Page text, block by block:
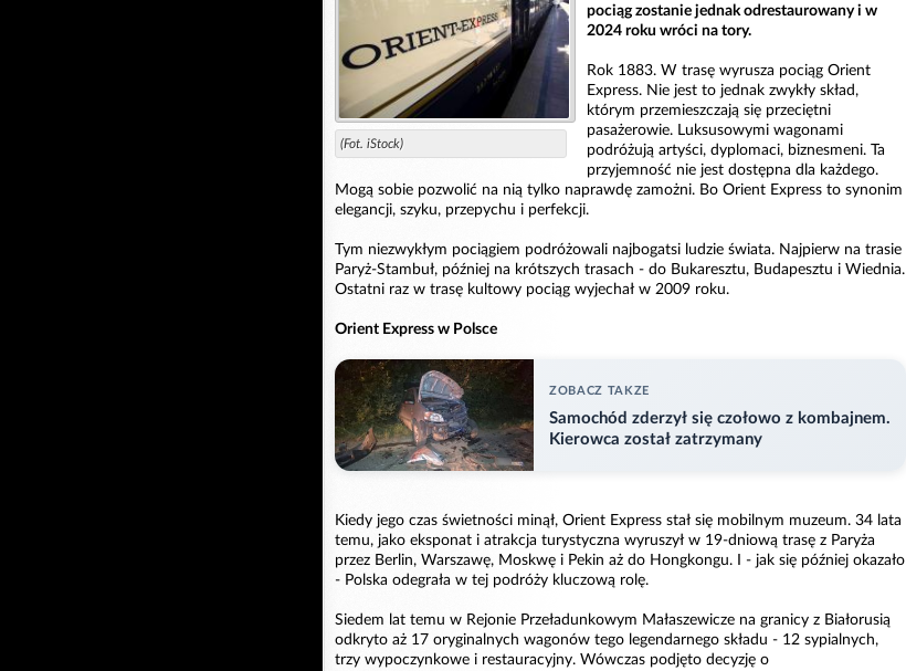
(Fot. iStock)
pociąg zostanie jednak odrestaurowany i w
2024 roku wróci na tory.
Rok 1883. W trasę wyrusza pociąg Orient
Express. Nie jest to jednak zwykły skład,
którym przemieszczają się przeciętni
pasażerowie. Luksusowymi wagonami
podróżują artyści, dyplomaci, biznesmeni. Ta
przyjemność nie jest dostępna dla każdego.
Mogą sobie pozwolić na nią tylko naprawdę zamożni. Bo Orient Express to synonim
elegancji, szyku, przepychu i perfekcji.
Tym niezwykłym pociągiem podróżowali najbogatsi ludzie świata. Najpierw na trasie
Paryż-Stambuł, później na krótszych trasach - do Bukaresztu, Budapesztu i Wiednia.
Ostatni raz w trasę kultowy pociąg wyjechał w 2009 roku.
Orient Express w Polsce
ZOBACZ TAKZE
Samochód zderzył się czołowo z kombajnem.
Kierowca został zatrzymany
Kiedy jego czas świetności minął, Orient Express stał się mobilnym muzeum. 34 lata
temu, jako eksponat i atrakcja turystyczna wyruszył w 19-dniową trasę z Paryża
przez Berlin, Warszawę, Moskwę i Pekin aż do Hongkongu. I - jak się później okazało
- Polska odegrała w tej podróży kluczową rolę.
Siedem lat temu w Rejonie Przeładunkowym Małaszewicze na granicy z Białorusią
odkryto aż 17 oryginalnych wagonów tego legendarnego składu - 12 sypialnych,
trzy wypoczynkowe i restauracyjny. Wówczas podjęto decyzję o